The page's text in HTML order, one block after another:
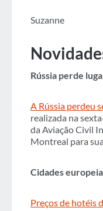
Suzanne
Rússia perde
A Rússia perdeu
realizada na
da Aviação Civil
Montreal para
Cidades
Preços de hotéis